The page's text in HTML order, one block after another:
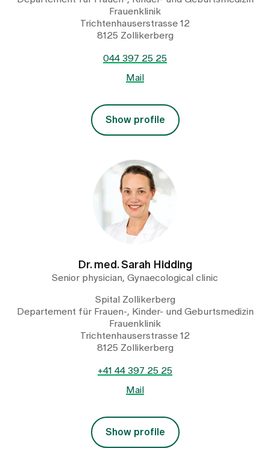
Frauenklinik
Trichtenhauserstrasse 12
8125 Zollikerberg
044 397 25 25
Mail
Show profile
Dr. med. Sarah Hidding
Senior physician, Gynaecological clinic
Spital Zollikerberg
Departement für Frauen-, Kinder- und Geburtsmedizin
Frauenklinik
Trichtenhauserstrasse 12
8125 Zollikerberg
+41 44 397 25 25
Mail
Show profile